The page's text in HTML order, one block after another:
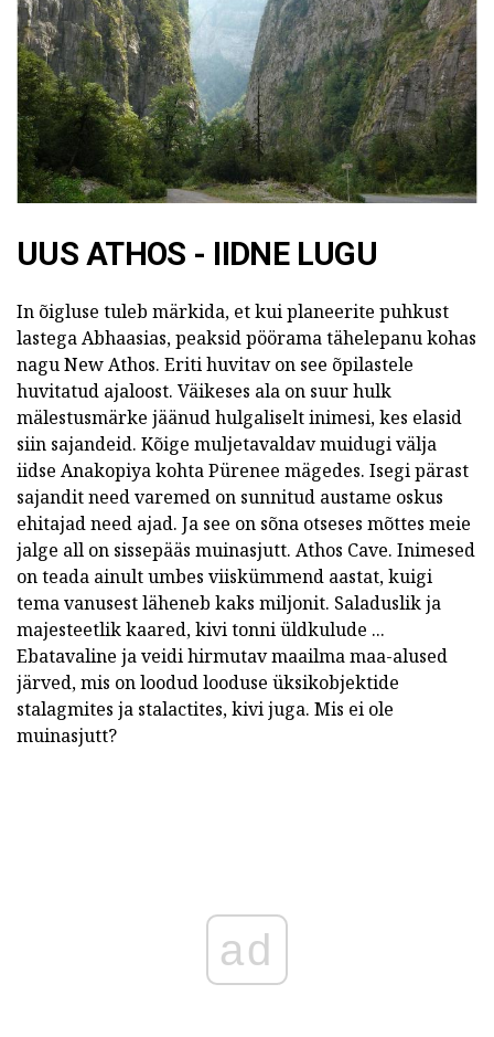
UUS ATHOS - IIDNE LUGU
In õigluse tuleb märkida, et kui planeerite puhkust
lastega Abhaasias, peaksid pöörama tähelepanu kohas
nagu New Athos. Eriti huvitav on see õpilastele
huvitatud ajaloost. Väikeses ala on suur hulk
mälestusmärke jäänud hulgaliselt inimesi, kes elasid
siin sajandeid. Kõige muljetavaldav muidugi välja
iidse Anakopiya kohta Pürenee mägedes. Isegi pärast
sajandit need varemed on sunnitud austame oskus
ehitajad need ajad. Ja see on sõna otseses mõttes meie
jalge all on sissepääs muinasjutt. Athos Cave. Inimesed
on teada ainult umbes viiskümmend aastat, kuigi
tema vanusest läheneb kaks miljonit. Saladuslik ja
majesteetlik kaared, kivi tonni üldkulude ...
Ebatavaline ja veidi hirmutav maailma maa-alused
järved, mis on loodud looduse üksikobjektide
stalagmites ja stalactites, kivi juga. Mis ei ole
muinasjutt?
ad